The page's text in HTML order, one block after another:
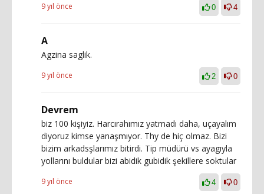
9 yıl önce 0 4
A
Agzina saglik.
9 yıl önce 2 0
Devrem
biz 100 kişiyiz. Harcırahımız yatmadı daha, uçayalım
diyoruz kimse yanaşmıyor. Thy de hiç olmaz. Bizi
bizim arkadsşlarımız bitirdi. Tip müdürü vs ayagıyla
yollarını buldular bizi abidik gubidik şekillere soktular
9 yıl önce 4 0